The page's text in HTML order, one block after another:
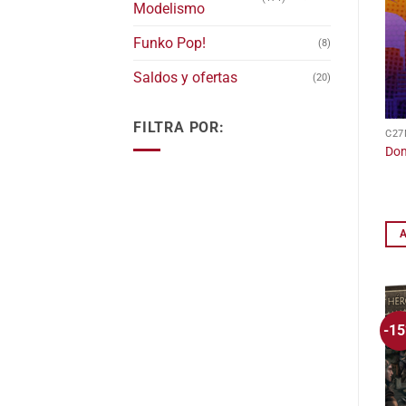
Modelismo
Funko Pop! (8)
Saldos y ofertas (20)
FILTRA POR:
-